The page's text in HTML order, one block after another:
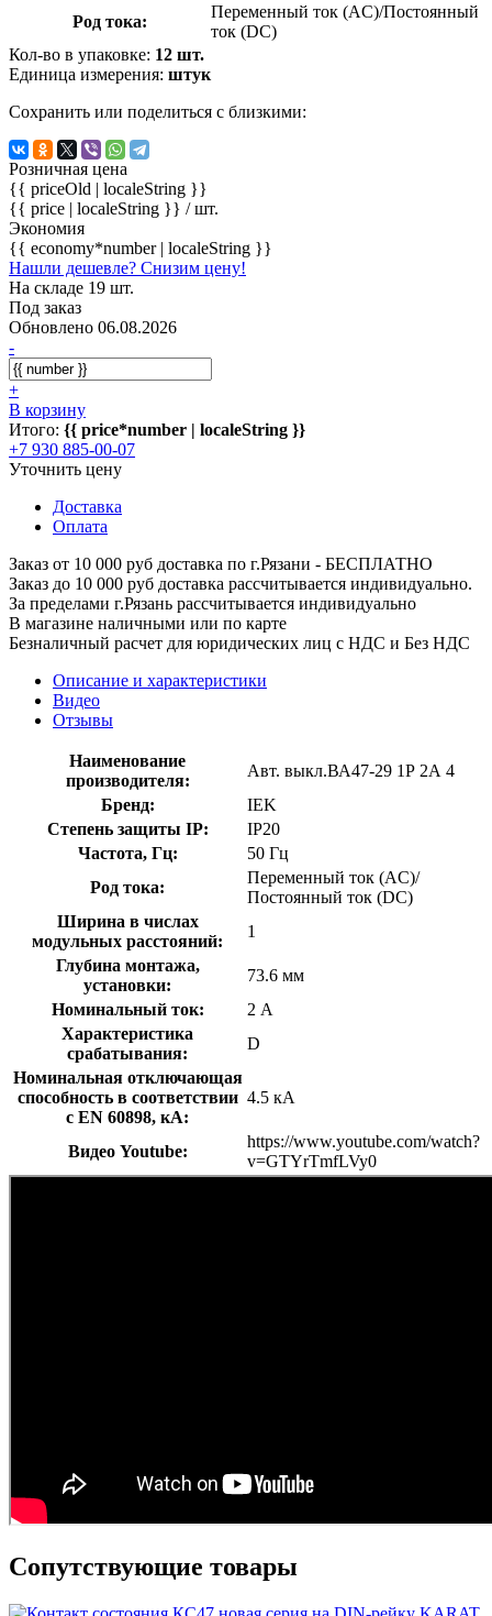
Род тока:
Переменный ток (AC)/Постоянный
ток (DC)
Кол-во в упаковке: 12 шт.
Единица измерения: штук
Сохранить или поделиться с близкими:
Розничная цена
{{ priceOld | localeString }}
{{ price | localeString }} / шт.
Экономия
{{ economy*number | localeString }}
Нашли дешевле? Снизим цену!
На складе 19 шт.
Под заказ
Обновлено 06.08.2026
-
+
В корзину
Итого: {{ price*number | localeString }}
+7 930 885-00-07
Уточнить цену
Доставка
Оплата
Заказ от 10 000 руб доставка по г.Рязани - БЕСПЛАТНО
Заказ до 10 000 руб доставка рассчитывается индивидуально.
За пределами г.Рязань рассчитывается индивидуально
В магазине наличными или по карте
Безналичный расчет для юридических лиц с НДС и Без НДС
Описание и характеристики
Видео
Отзывы
Наименование
производителя:
Авт. выкл.ВА47-29 1Р 2А 4
Бренд:
IEK
Степень защиты IP:
IP20
Частота, Гц:
50 Гц
Род тока:
Переменный ток (AC)/
Постоянный ток (DC)
Ширина в числах
модульных расстояний:
1
Глубина монтажа,
установки:
73.6 мм
Номинальный ток:
2 А
Характеристика
срабатывания:
D
Номинальная отключающая
способность в соответствии
с EN 60898, кА:
4.5 кА
Видео Youtube:
https://www.youtube.com/watch?
v=GTYrTmfLVy0
Сопутствующие товары